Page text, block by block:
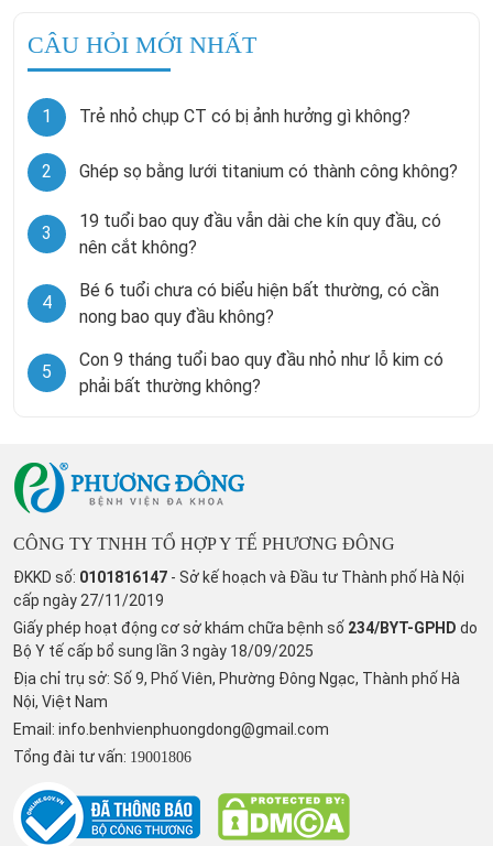
CÂU HỎI MỚI NHẤT
1 Trẻ nhỏ chụp CT có bị ảnh hưởng gì không?
2 Ghép sọ bằng lưới titanium có thành công không?
3
19 tuổi bao quy đầu vẫn dài che kín quy đầu, có
nên cắt không?
4
Bé 6 tuổi chưa có biểu hiện bất thường, có cần
nong bao quy đầu không?
5
Con 9 tháng tuổi bao quy đầu nhỏ như lỗ kim có
phải bất thường không?
CÔNG TY TNHH TỔ HỢP Y TẾ PHƯƠNG ĐÔNG
ĐKKD số: 0101816147 - Sở kế hoạch và Đầu tư Thành phố Hà Nội
cấp ngày 27/11/2019
Giấy phép hoạt động cơ sở khám chữa bệnh số 234/BYT-GPHD do
Bộ Y tế cấp bổ sung lần 3 ngày 18/09/2025
Địa chỉ trụ sở: Số 9, Phố Viên, Phường Đông Ngạc, Thành phố Hà
Nội, Việt Nam
Email: info.benhvienphuongdong@gmail.com
Tổng đài tư vấn: 19001806